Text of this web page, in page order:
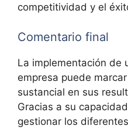
competitividad y el
Comentario final
La implementación de
empresa puede
sustancial en sus
Gracias a su capacidad
gestionar los